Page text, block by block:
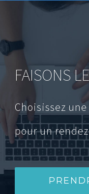
FAISONS
Choisissez
pour un